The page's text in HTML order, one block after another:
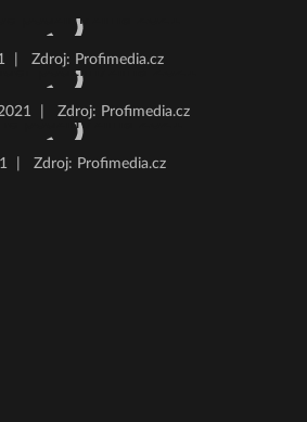
Zdroj: Profimedia.cz
Zdroj: Profimedia.cz
Zdroj: Profimedia.cz